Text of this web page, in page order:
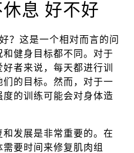
息 好不好
？这是一个相对而言的问
健身目标都不同。对于
者来说，每天都进行训
的目标。然而，对于一
的训练可能会对身体造
发展是非常重要的。在
要时间来修复肌肉组